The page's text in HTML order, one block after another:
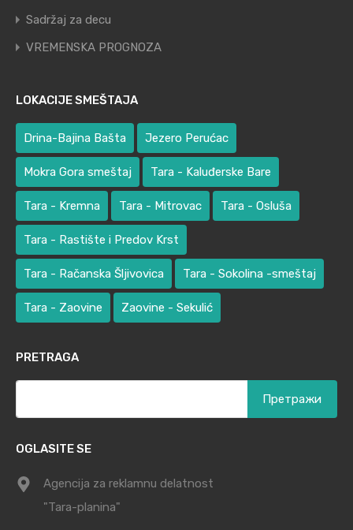
Sadržaj za decu
VREMENSKA PROGNOZA
LOKACIJE SMEŠTAJA
Drina-Bajina Bašta Jezero Perućac
Mokra Gora smeštaj Tara - Kaluđerske Bare
Tara - Kremna Tara - Mitrovac Tara - Osluša
Tara - Rastište i Predov Krst
Tara - Račanska Šljivovica Tara - Sokolina -smeštaj
Tara - Zaovine Zaovine - Sekulić
PRETRAGA
OGLASITE SE
Agencija za reklamnu delatnost
"Tara-planina"